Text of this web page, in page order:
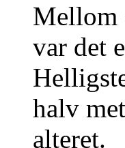
Mellom
var det
halv
alteret.